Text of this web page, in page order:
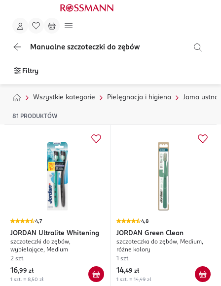
Manualne szczoteczki do zębów
Filtry
Wszystkie kategorie Pielęgnacja i higiena Jama ustna
81 PRODUKTÓW
4,7
JORDAN Ultralite Whitening
szczoteczki do zębów,
wybielające, Medium
2 szt.
16,99 zł
1 szt. = 8,50 zł
4,8
JORDAN Green Clean
szczoteczka do zębów, Medium,
różne kolory
1 szt.
14,49 zł
1 szt. = 14,49 zł